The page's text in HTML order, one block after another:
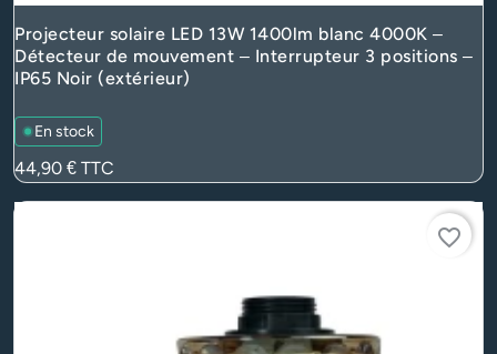
Projecteur solaire LED 13W 1400lm blanc 4000K –
Détecteur de mouvement – Interrupteur 3 positions –
IP65 Noir (extérieur)
En stock
Prix
44,90 € TTC
favorite_border